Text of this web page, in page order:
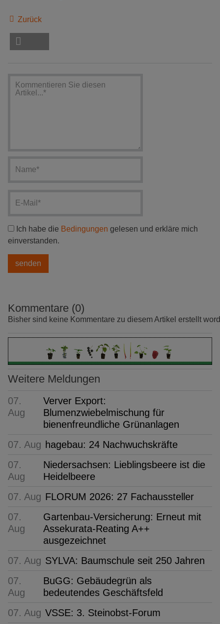
Zurück
Ich habe die Bedingungen gelesen und erkläre mich
einverstanden.
Kommentare (0)
Bisher sind keine Kommentare zu diesem Artikel erstellt
Weitere Meldungen
07.
Aug
Verver Export:
Blumenzwiebelmischung für
bienenfreundliche Grünanlagen
07. Aug hagebau: 24 Nachwuchskräfte
07.
Aug
Niedersachsen: Lieblingsbeere ist die
Heidelbeere
07. Aug FLORUM 2026: 27 Fachaussteller
07.
Aug
Gartenbau-Versicherung: Erneut mit
Assekurata-Reating A++
ausgezeichnet
07. Aug SYLVA: Baumschule seit 250 Jahren
07.
Aug
BuGG: Gebäudegrün als
bedeutendes Geschäftsfeld
07. Aug VSSE: 3. Steinobst-Forum